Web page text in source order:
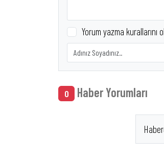
Yorum yazma
0 Haber Yorumları